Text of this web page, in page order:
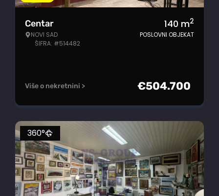
Centar
NOVI SAD
ŠIFRA: #514482
140 m2
POSLOVNI OBJEKAT
Više o nekretnini > €504.700
360°